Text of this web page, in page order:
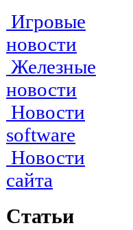
Игровые
новости
Железные
новости
Новости
software
Новости
сайта
Статьи